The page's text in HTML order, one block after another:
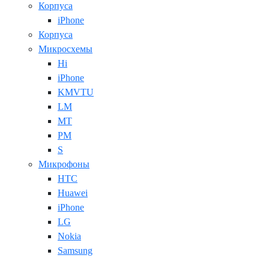
Корпуса
iPhone
Корпуса
Микросхемы
Hi
iPhone
KMVTU
LM
MT
PM
S
Микрофоны
HTC
Huawei
iPhone
LG
Nokia
Samsung